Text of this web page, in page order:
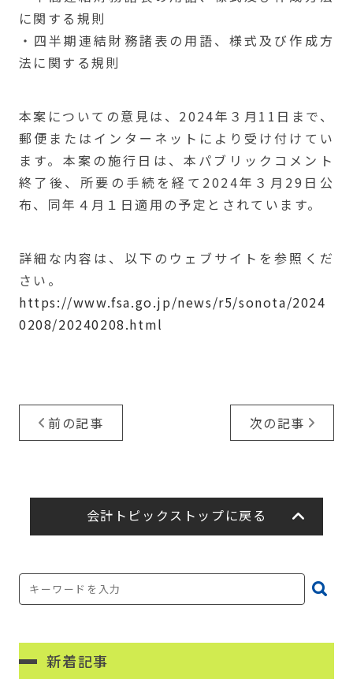
に関する規則
・四半期連結財務諸表の用語、様式及び作成方
法に関する規則
本案についての意見は、2024年３月11日まで、
郵便またはインターネットにより受け付けてい
ます。本案の施行日は、本パブリックコメント
終了後、所要の手続を経て2024年３月29日公
布、同年４月１日適用の予定とされています。
詳細な内容は、以下のウェブサイトを参照くだ
さい。
https://www.fsa.go.jp/news/r5/sonota/2024
0208/20240208.html
前の記事 次の記事
会計トピックストップに戻る
新着記事